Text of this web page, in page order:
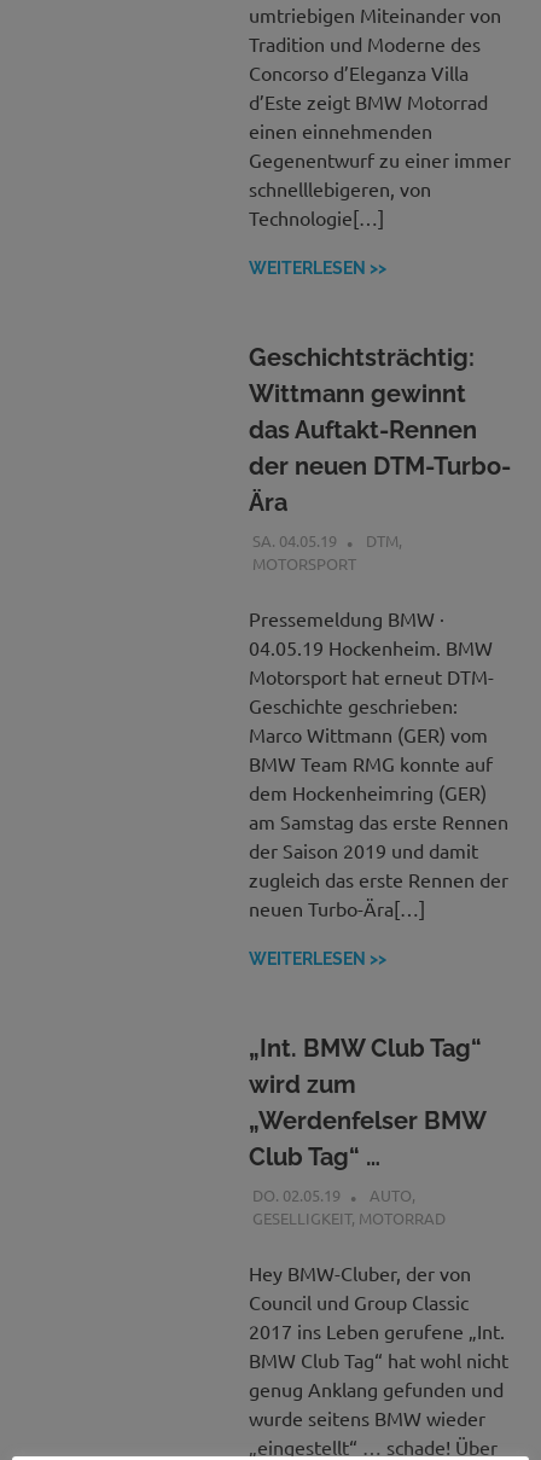
umtriebigen Miteinander von
Tradition und Moderne des
Concorso d’Eleganza Villa
d’Este zeigt BMW Motorrad
einen einnehmenden
Gegenentwurf zu einer immer
schnelllebigeren, von
Technologie[…]
WEITERLESEN >>
Geschichtsträchtig:
Wittmann gewinnt
das Auftakt-Rennen
der neuen DTM-Turbo-
Ära
SA. 04.05.19 BCGAP
DTM,
MOTORSPORT
Pressemeldung BMW ·
04.05.19 Hockenheim. BMW
Motorsport hat erneut DTM-
Geschichte geschrieben:
Marco Wittmann (GER) vom
BMW Team RMG konnte auf
dem Hockenheimring (GER)
am Samstag das erste Rennen
der Saison 2019 und damit
zugleich das erste Rennen der
neuen Turbo-Ära[…]
WEITERLESEN >>
„Int. BMW Club Tag“
wird zum
„Werdenfelser BMW
Club Tag“ …
DO. 02.05.19 BCGAP
AUTO,
GESELLIGKEIT, MOTORRAD
Hey BMW-Cluber, der von
Council und Group Classic
2017 ins Leben gerufene „Int.
BMW Club Tag“ hat wohl nicht
genug Anklang gefunden und
wurde seitens BMW wieder
„eingestellt“ … schade! Über